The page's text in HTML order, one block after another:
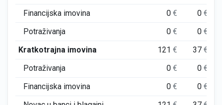
Financijska imovina
0€ 0€
Potraživanja
0€ 0€
Kratkotrajna imovina
121€ 37€
Potraživanja
0€ 0€
Financijska imovina
0€ 0€